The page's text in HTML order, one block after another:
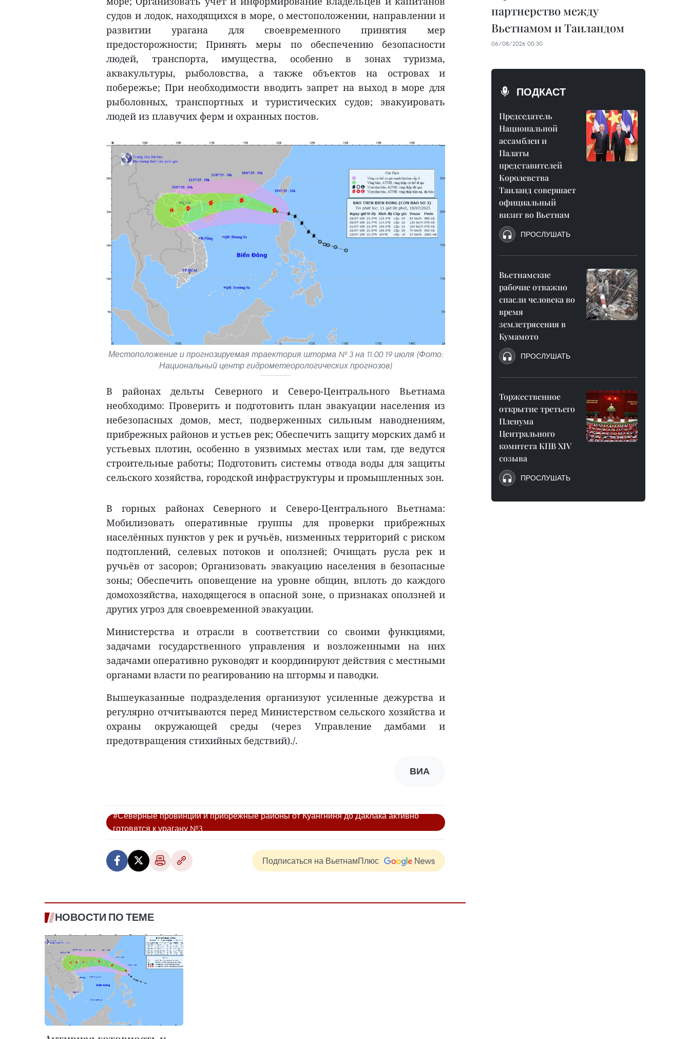
судов и лодок, находящихся в море, о местоположении, направлении и
развитии урагана для своевременного принятия мер
предосторожности; Принять меры по обеспечению безопасности
людей, транспорта, имущества, особенно в зонах туризма,
аквакультуры, рыболовства, а также объектов на островах и
побережье; При необходимости вводить запрет на выход в море для
рыболовных, транспортных и туристических судов; эвакуировать
людей из плавучих ферм и охранных постов.
Местоположение и прогнозируемая траектория шторма № 3 на 11:00 19 июля (Фото:
Национальный центр гидрометеорологических прогнозов)
В районах дельты Северного и Северо-Центрального Вьетнама
необходимо: Проверить и подготовить план эвакуации населения из
небезопасных домов, мест, подверженных сильным наводнениям,
прибрежных районов и устьев рек; Обеспечить защиту морских дамб и
устьевых плотин, особенно в уязвимых местах или там, где ведутся
строительные работы; Подготовить системы отвода воды для защиты
сельского хозяйства, городской инфраструктуры и промышленных зон.
В горных районах Северного и Северо-Центрального Вьетнама:
Мобилизовать оперативные группы для проверки прибрежных
населённых пунктов у рек и ручьёв, низменных территорий с риском
подтоплений, селевых потоков и оползней; Очищать русла рек и
ручьёв от засоров; Организовать эвакуацию населения в безопасные
зоны; Обеспечить оповещение на уровне общин, вплоть до каждого
домохозяйства, находящегося в опасной зоне, о признаках оползней и
других угроз для своевременной эвакуации.
Министерства и отрасли в соответствии со своими функциями,
задачами государственного управления и возложенными на них
задачами оперативно руководят и координируют действия с местными
органами власти по реагированию на штормы и паводки.
Вышеуказанные подразделения организуют усиленные дежурства и
регулярно отчитываются перед Министерством сельского хозяйства и
охраны окружающей среды (через Управление дамбами и
предотвращения стихийных бедствий)./.
ВИА
#Северные провинции и прибрежные районы от Куангниня до Даклака активно
готовятся к урагану №3
Подписаться на ВьетнамПлюс
НОВОСТИ ПО ТЕМЕ
партнерство между
Вьетнамом и Таиландом
06/08/2026 00:30
ПОДКАСТ
Председатель
Национальной
ассамблеи и
Палаты
представителей
Королевства
Таиланд совершает
официальный
визит во Вьетнам
ПРОСЛУШАТЬ
Вьетнамские
рабочие отважно
спасли человека во
время
землетрясения в
Кумамото
ПРОСЛУШАТЬ
Торжественное
открытие третьего
Пленума
Центрального
комитета КПВ XIV
созыва
ПРОСЛУШАТЬ